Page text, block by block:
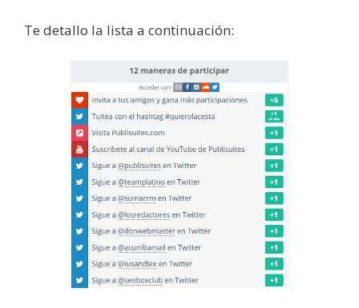
Te detallo la lista a continuación: